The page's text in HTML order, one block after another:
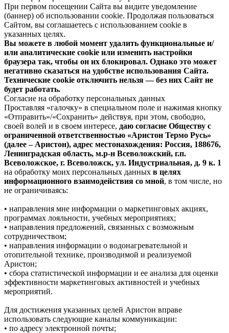
При первом посещении Сайта вы видите уведомление
(баннер) об использовании cookie. Продолжая пользоваться
Сайтом, вы соглашаетесь с использованием cookie в
указанных целях.
Вы можете в любой момент удалить функциональные и/
или аналитические cookie или изменить настройки
браузера так, чтобы он их блокировал. Однако это может
негативно сказаться на удобстве использования Сайта.
Технические cookie отключить нельзя — без них Сайт не
будет работать.
Согласие на обработку персональных данных
Проставляя «галочку» в специальном поле и нажимая кнопку
«Отправить»/«Сохранить» действуя, при этом, свободно,
своей волей и в своем интересе, даю согласие Обществу с
ограниченной ответственностью «Аристон Термо Русь»
(далее – Аристон), адрес местонахождения: Россия, 188676,
Ленинградская область, м.р-н Всеволожский, г.п.
Всеволожское, г. Всеволожск, ул. Индустриальная, д. 9 к. 1
на обработку моих персональных данных в целях
информационного взаимодействия со мной, в том числе, но
не ограничиваясь:
• направления мне информации о маркетинговых акциях,
программах лояльности, учебных мероприятиях;
• направления предложений, связанных с возможным
сотрудничеством;
• направления информации о водонагревательной и
отопительной технике, производимой и реализуемой
Аристон;
• сбора статистической информации и ее анализа для оценки
эффективности маркетинговых активностей и учебных
мероприятий.
Для достижения указанных целей Аристон вправе
использовать следующие каналы коммуникации:
• по адресу электронной почты;